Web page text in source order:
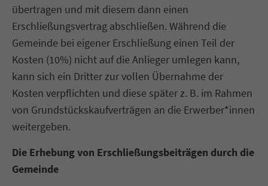
übertragen und mit diesem dann einen
Erschließungsvertrag abschließen. Während die
Gemeinde bei eigener Erschließung einen Teil der
Kosten (10%) nicht auf die Anlieger umlegen kann,
kann sich ein Dritter zur vollen Übernahme der
Kosten verpflichten und diese später z. B. im Rahmen
von Grundstückskaufverträgen an die Erwerber*innen
weitergeben.
Die Erhebung von Erschließungsbeiträgen durch die
Gemeinde